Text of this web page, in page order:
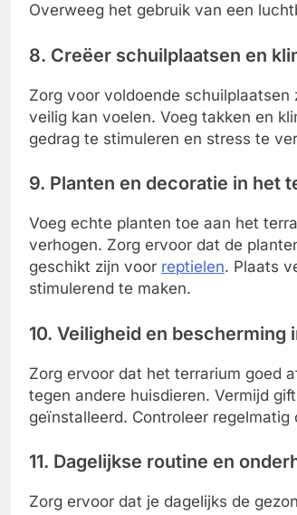
Overweeg het gebruik van een
8. Creëer schuilplaatsen en
Zorg voor voldoende
veilig kan voelen. Voeg takken en
gedrag te stimuleren en stress te
9. Planten en decoratie in het
Voeg echte planten toe aan het
verhogen. Zorg ervoor dat de
geschikt zijn voor reptielen. Plaats
stimulerend te maken.
10. Veiligheid en bescherming
Zorg ervoor dat het terrarium goed
tegen andere huisdieren. Vermijd
geïnstalleerd. Controleer
11. Dagelijkse routine en
Zorg ervoor dat je dagelijks de